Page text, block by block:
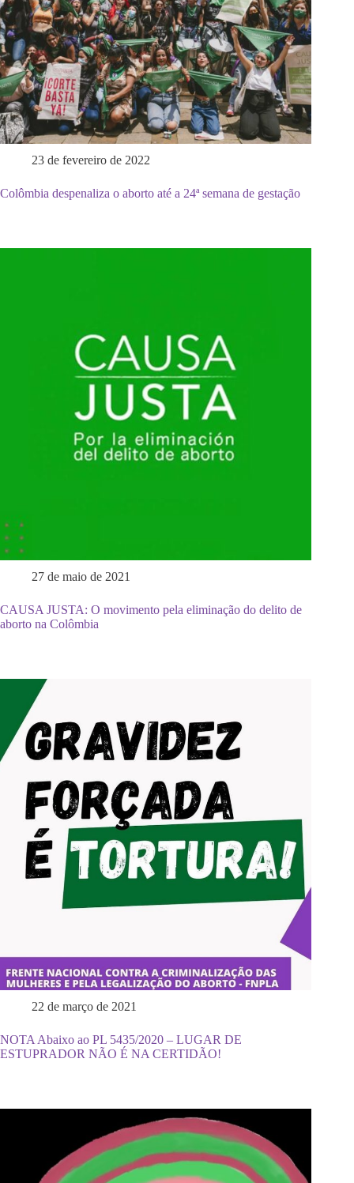
23 de fevereiro de 2022
Colômbia despenaliza o aborto até a 24ª semana de gestação
27 de maio de 2021
CAUSA JUSTA: O movimento pela eliminação do delito de
aborto na Colômbia
22 de março de 2021
NOTA Abaixo ao PL 5435/2020 – LUGAR DE
ESTUPRADOR NÃO É NA CERTIDÃO!